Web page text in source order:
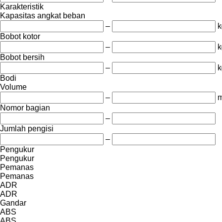
Karakteristik
Kapasitas angkat beban
–
Bobot kotor
–
Bobot bersih
–
Bodi
Volume
–
Nomor bagian
–
Jumlah pengisi
–
Pengukur
Pengukur
Pemanas
Pemanas
ADR
ADR
Gandar
ABS